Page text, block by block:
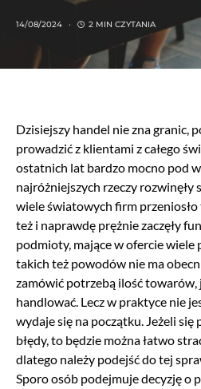
14/08/2024 2 MIN CZYTANIA
Dzisiejszy handel nie zna granic,
prowadzić z klientami z całego
ostatnich lat bardzo mocno pod
najróżniejszych rzeczy rozwinęły
wiele światowych firm
też i naprawdę prężnie zaczęły
podmioty, mające w ofercie wiele
takich też powodów nie ma
zamówić potrzebą ilość towarów,
handlować. Lecz w praktyce nie
wydaje się na początku. Jeżeli się
błędy, to będzie można łatwo
dlatego należy podejść do tej
Sporo osób podejmuje decyzję o